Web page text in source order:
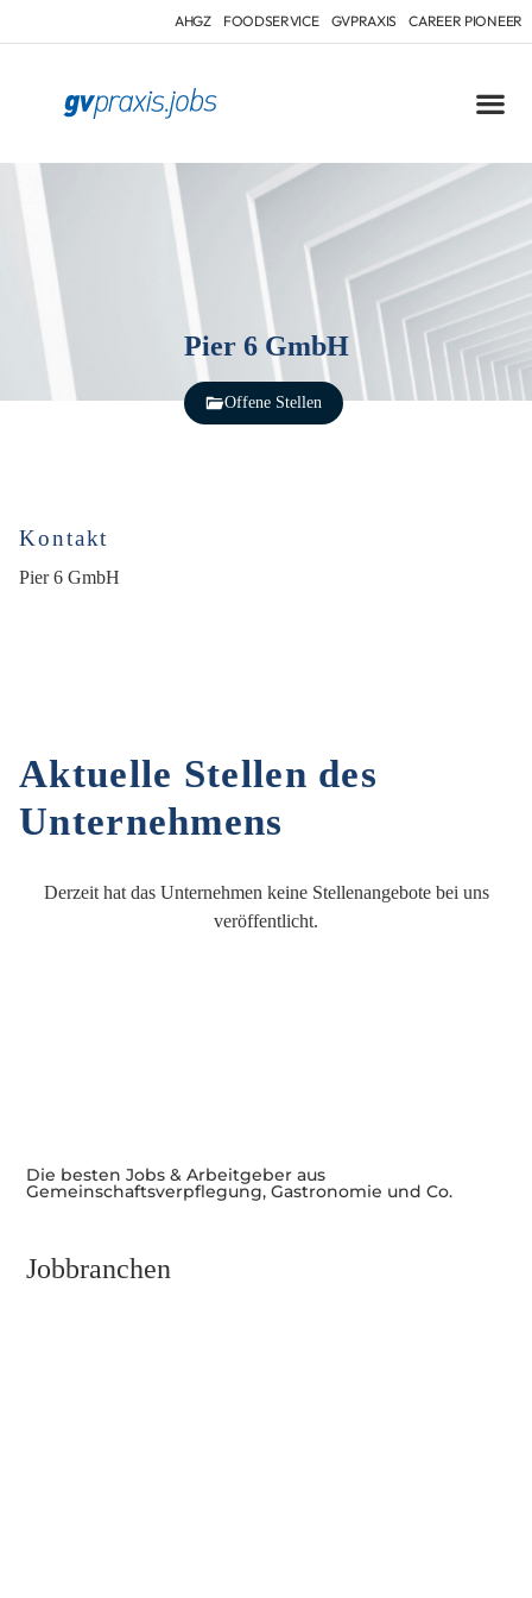
AHGZ FOODSERVICE GVPRAXIS CAREER PIONEER
Pier 6 GmbH
Offene Stellen
Kontakt
Pier 6 GmbH
Aktuelle Stellen des
Unternehmens
Derzeit hat das Unternehmen keine Stellenangebote bei uns
veröffentlicht.
Die besten Jobs & Arbeitgeber aus
Gemeinschaftsverpflegung, Gastronomie und Co.
Jobbranchen